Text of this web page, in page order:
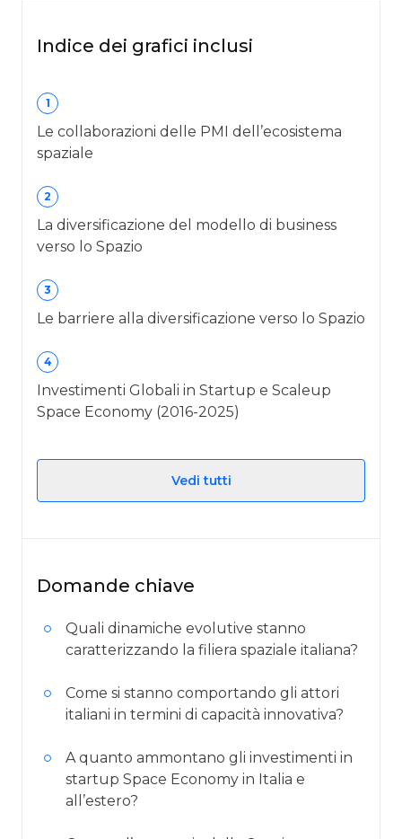
Indice dei grafici inclusi
1
Le collaborazioni delle PMI dell’ecosistema
spaziale
2
La diversificazione del modello di business
verso lo Spazio
3
Le barriere alla diversificazione verso lo Spazio
4
Investimenti Globali in Startup e Scaleup
Space Economy (2016-2025)
Vedi tutti
Domande chiave
Quali dinamiche evolutive stanno
caratterizzando la filiera spaziale italiana?
Come si stanno comportando gli attori
italiani in termini di capacità innovativa?
A quanto ammontano gli investimenti in
startup Space Economy in Italia e
all’estero?